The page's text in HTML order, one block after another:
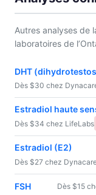
Autres analyses de
laboratoires de
DHT
Dès $30 chez
Estradiol haute
Dès $34 chez LifeLabs
Estradiol (E2)
Dès $27 chez
FSH Dès $15